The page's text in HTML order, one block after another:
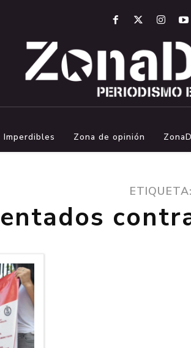
Imperdibles Zona de opinión
ETIQUETA: